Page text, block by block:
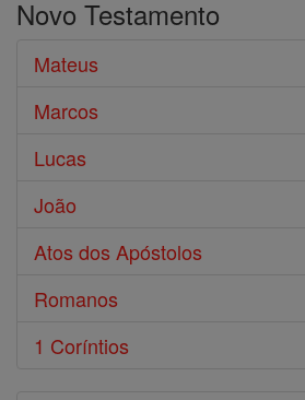
Bíblia
Novo Testamento
Mateus
Marcos
Lucas
João
Atos dos Apóstolos
Romanos
1 Coríntios